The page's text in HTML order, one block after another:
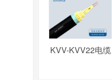
KVV-KVV22电缆